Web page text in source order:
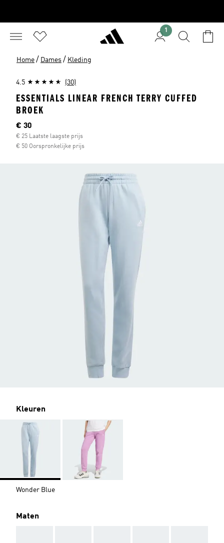
1
Home / Dames / Kleding
4.5 (30)
ESSENTIALS LINEAR FRENCH TERRY CUFFED
BROEK
Huidige prijs
€ 30
€ 25 Laatste laagste prijs
€ 50 Oorspronkelijke prijs
Kleuren
Wonder Blue
Maten